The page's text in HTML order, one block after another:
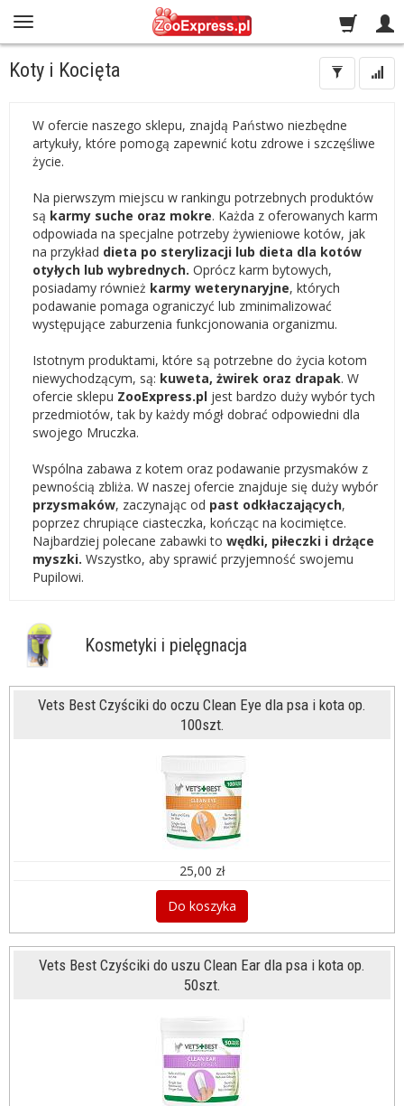
Koty i Kocięta
W ofercie naszego sklepu, znajdą Państwo niezbędne
artykuły, które pomogą zapewnić kotu zdrowe i szczęśliwe
życie.
Na pierwszym miejscu w rankingu potrzebnych produktów
są karmy suche oraz mokre. Każda z oferowanych karm
odpowiada na specjalne potrzeby żywieniowe kotów, jak
na przykład dieta po sterylizacji lub dieta dla kotów
otyłych lub wybrednych. Oprócz karm bytowych,
posiadamy również karmy weterynaryjne, których
podawanie pomaga ograniczyć lub zminimalizować
występujące zaburzenia funkcjonowania organizmu.
Istotnym produktami, które są potrzebne do życia kotom
niewychodzącym, są: kuweta, żwirek oraz drapak. W
ofercie sklepu ZooExpress.pl jest bardzo duży wybór tych
przedmiotów, tak by każdy mógł dobrać odpowiedni dla
swojego Mruczka.
Wspólna zabawa z kotem oraz podawanie przysmaków z
pewnością zbliża. W naszej ofercie znajduje się duży wybór
przysmaków, zaczynając od past odkłaczających,
poprzez chrupiące ciasteczka, kończąc na kocimiętce.
Najbardziej polecane zabawki to wędki, piłeczki i drżące
myszki. Wszystko, aby sprawić przyjemność swojemu
Pupilowi.
Kosmetyki i pielęgnacja
Vets Best Czyściki do oczu Clean Eye dla psa i kota op.
100szt.
25,00 zł
Do koszyka
Vets Best Czyściki do uszu Clean Ear dla psa i kota op.
50szt.